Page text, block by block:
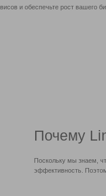
и обеспечьте рост вашего
Почему
Поскольку мы знаем,
эффективность.